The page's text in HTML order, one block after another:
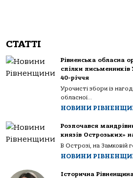
СТАТТІ
Рівненська обласна
спілки письменників
40-річчя
Урочисті збори із
обласної...
НОВИНИ
Розпочався
князів Острозьких»
В Острозі, на Замковій
НОВИНИ
Історична